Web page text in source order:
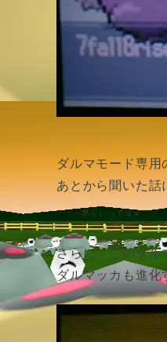
ダルマモード専用
あとから聞いた
・・・早くいってヨｗ
さらに、このダ
ダルマッカも進